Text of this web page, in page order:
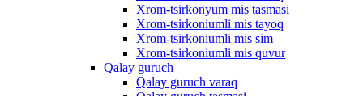
Xrom-tsirkonyum mis tasmasi
Xrom-tsirkoniumli mis tayoq
Xrom-tsirkoniumli mis sim
Xrom-tsirkoniumli mis quvur
Qalay guruch
Qalay guruch varaq